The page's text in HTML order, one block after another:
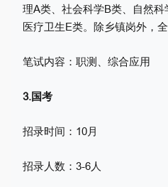
理A类、社会科学B类、自然科
医疗卫生E类。除乡镇岗外，
笔试内容：职测、综合应用
3.国考
招录时间：10月
招录人数：3-6人